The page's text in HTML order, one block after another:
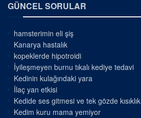
GÜNCEL SORULAR
hamsterimin eli şiş
Kanarya hastalık
kopeklerde hipotroidi
İyileşmeyen burnu tıkalı kediye tedavi
Kedinin kulağındaki yara
İlaç yan etkisi
Kedide ses gitmesi ve tek gözde kısıklık
Kedim kuru mama yemiyor